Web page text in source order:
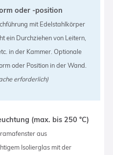
oder -position
mit Edelstahlkörper
ein Durchziehen von Leitern,
in der Kammer. Optionale
oder Position in der Wand.
erforderlich)
(max. bis 250 °C)
aus
Isolierglas mit der